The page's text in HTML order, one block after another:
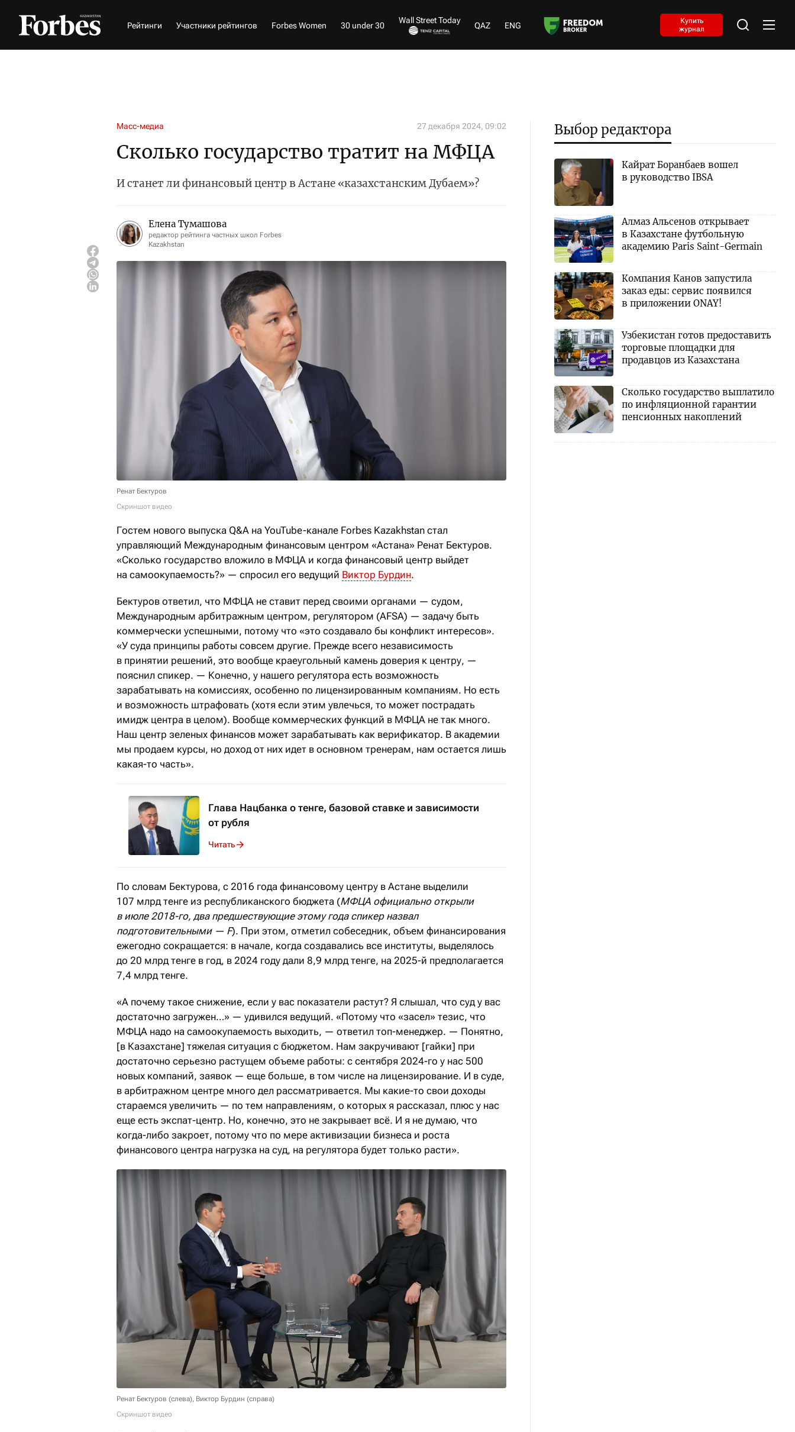
Рейтинги Участники рейтингов Forbes Women 30 under 30
Wall Street Today
QAZ ENG
Купить
журнал
Масс-медиа 27 декабря 2024, 09:02
Сколько государство тратит на МФЦА
И станет ли финансовый центр в Астане «казахстанским Дубаем»?
Елена Тумашова
редактор рейтинга частных школ Forbes
Kazakhstan
Ренат Бектуров
Скриншот видео
Гостем нового выпуска Q&A на YouTube-канале Forbes Kazakhstan стал
управляющий Международным финансовым центром «Астана» Ренат Бектуров.
«Сколько государство вложило в МФЦА и когда финансовый центр выйдет
на самоокупаемость?» — спросил его ведущий Виктор Бурдин.
Бектуров ответил, что МФЦА не ставит перед своими органами — судом,
Международным арбитражным центром, регулятором (AFSA) — задачу быть
коммерчески успешными, потому что «это создавало бы конфликт интересов».
«У суда принципы работы совсем другие. Прежде всего независимость
в принятии решений, это вообще краеугольный камень доверия к центру, —
пояснил спикер. — Конечно, у нашего регулятора есть возможность
зарабатывать на комиссиях, особенно по лицензированным компаниям. Но есть
и возможность штрафовать (хотя если этим увлечься, то может пострадать
имидж центра в целом). Вообще коммерческих функций в МФЦА не так много.
Наш центр зеленых финансов может зарабатывать как верификатор. В академии
мы продаем курсы, но доход от них идет в основном тренерам, нам остается лишь
какая-то часть».
Глава Нацбанка о тенге, базовой ставке и зависимости
от рубля
Читать
По словам Бектурова, с 2016 года финансовому центру в Астане выделили
107 млрд тенге из республиканского бюджета (МФЦА официально открыли
в июле 2018-го, два предшествующие этому года спикер назвал
подготовительными — F). При этом, отметил собеседник, объем финансирования
ежегодно сокращается: в начале, когда создавались все институты, выделялось
до 20 млрд тенге в год, в 2024 году дали 8,9 млрд тенге, на 2025-й предполагается
7,4 млрд тенге.
«А почему такое снижение, если у вас показатели растут? Я слышал, что суд у вас
достаточно загружен…» — удивился ведущий. «Потому что «засел» тезис, что
МФЦА надо на самоокупаемость выходить, — ответил топ-менеджер. — Понятно,
[в Казахстане] тяжелая ситуация с бюджетом. Нам закручивают [гайки] при
достаточно серьезно растущем объеме работы: с сентября 2024-го у нас 500
новых компаний, заявок — еще больше, в том числе на лицензирование. И в суде,
в арбитражном центре много дел рассматривается. Мы какие-то свои доходы
стараемся увеличить — по тем направлениям, о которых я рассказал, плюс у нас
еще есть экспат-центр. Но, конечно, это не закрывает всё. И я не думаю, что
когда-либо закроет, потому что по мере активизации бизнеса и роста
финансового центра нагрузка на суд, на регулятора будет только расти».
Ренат Бектуров (слева), Виктор Бурдин (справа)
Скриншот видео
Выбор редактора
Кайрат Боранбаев вошел
в руководство IBSA
Алмаз Альсенов открывает
в Казахстане футбольную
академию Paris Saint-Germain
Компания Канов запустила
заказ еды: сервис появился
в приложении ONAY!
Узбекистан готов предоставить
торговые площадки для
продавцов из Казахстана
Сколько государство выплатило
по инфляционной гарантии
пенсионных накоплений